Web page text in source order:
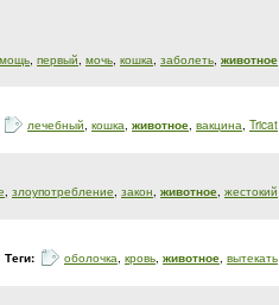
, первый, мочь, кошка, заболеть, животное
лечебный, кошка, животное, вакцина, Tricat
, злоупотребление, закон, животное, жестокий
Теги: оболочка, кровь, животное, вытекать